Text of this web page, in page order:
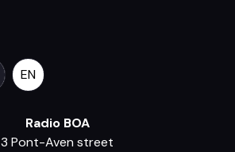
EN
Radio BOA
3 Pont-Aven street